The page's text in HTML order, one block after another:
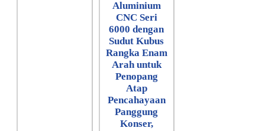
Aluminium
CNC Seri
6000 dengan
Sudut Kubus
Rangka Enam
Arah untuk
Penopang
Atap
Pencahayaan
Panggung
Konser,